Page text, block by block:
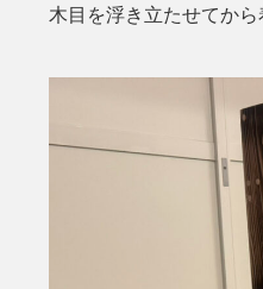
木目を浮き立たせてから